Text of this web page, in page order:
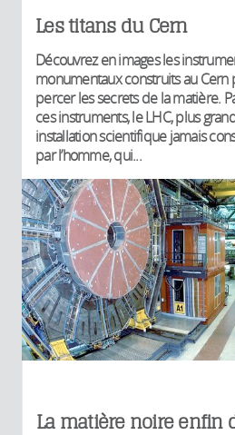
Les titans du Cern
Découvrez en images les
monumentaux construits au Cern
percer les secrets de la matière.
ces instruments, le LHC, plus
installation scientifique jamais
par l’homme, qui...
La matière noire enfin